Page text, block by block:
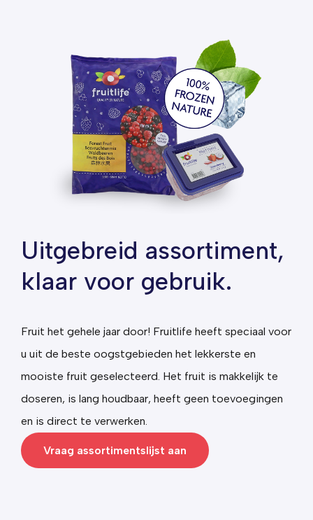
Uitgebreid assortiment,
klaar voor gebruik.
Fruit het gehele jaar door! Fruitlife heeft speciaal voor
u uit de beste oogstgebieden het lekkerste en
mooiste fruit geselecteerd. Het fruit is makkelijk te
doseren, is lang houdbaar, heeft geen toevoegingen
en is direct te verwerken.
Vraag assortimentslijst aan